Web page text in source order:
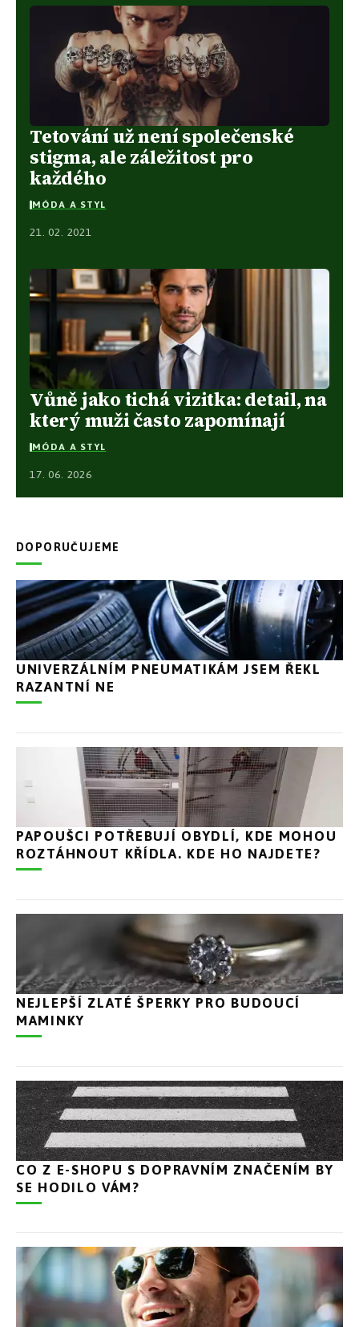
Tetování už není společenské
stigma, ale záležitost pro
každého
MÓDA A STYL
21. 02. 2021
Vůně jako tichá vizitka: detail, na
který muži často zapomínají
MÓDA A STYL
17. 06. 2026
DOPORUČUJEME
UNIVERZÁLNÍM PNEUMATIKÁM JSEM ŘEKL
RAZANTNÍ NE
PAPOUŠCI POTŘEBUJÍ OBYDLÍ, KDE MOHOU
ROZTÁHNOUT KŘÍDLA. KDE HO NAJDETE?
NEJLEPŠÍ ZLATÉ ŠPERKY PRO BUDOUCÍ
MAMINKY
CO Z E-SHOPU S DOPRAVNÍM ZNAČENÍM BY
SE HODILO VÁM?